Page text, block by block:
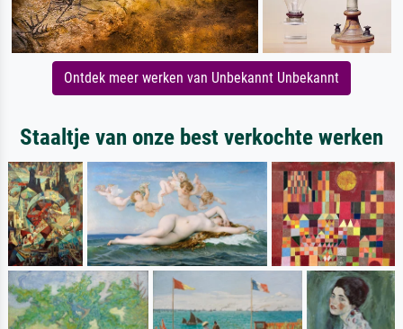
Ontdek meer werken van Unbekannt Unbekannt
Staaltje van onze best verkochte werken